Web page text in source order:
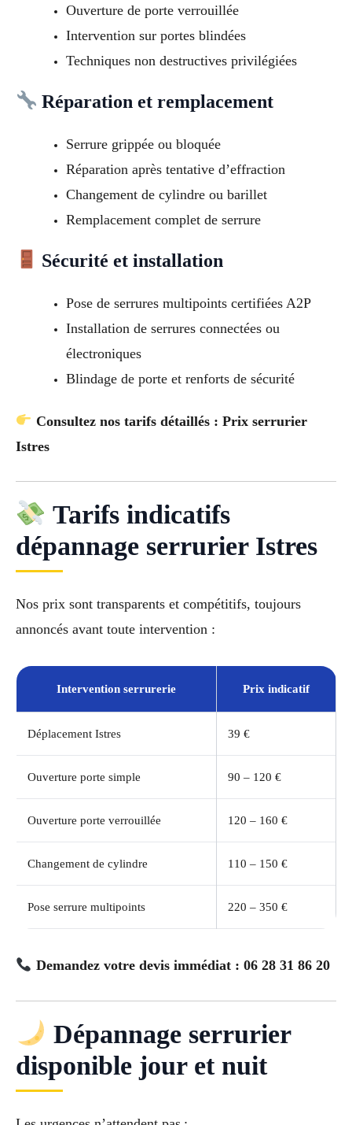
Ouverture de porte verrouillée
Intervention sur portes blindées
Techniques non destructives privilégiées
Réparation et remplacement
Serrure grippée ou bloquée
Réparation après tentative d’effraction
Changement de cylindre ou barillet
Remplacement complet de serrure
Sécurité et installation
Pose de serrures multipoints certifiées A2P
Installation de serrures connectées ou
électroniques
Blindage de porte et renforts de sécurité
Consultez nos tarifs détaillés : Prix serrurier
Istres
Tarifs indicatifs
dépannage serrurier Istres
Nos prix sont transparents et compétitifs, toujours
annoncés avant toute intervention :
Intervention serrurerie Prix indicatif
Déplacement Istres 39 €
Ouverture porte simple 90 – 120 €
Ouverture porte verrouillée 120 – 160 €
Changement de cylindre 110 – 150 €
Pose serrure multipoints 220 – 350 €
Demandez votre devis immédiat : 06 28 31 86 20
Dépannage serrurier
disponible jour et nuit